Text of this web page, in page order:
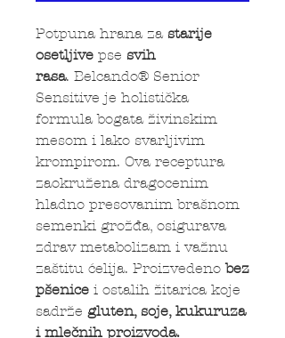
Potpuna hrana za starije
osetljive pse svih
rasa. Belcando® Senior
Sensitive je holistička
formula bogata živinskim
mesom i lako svarljivim
krompirom. Ova receptura
zaokružena dragocenim
hladno presovanim brašnom
semenki grožđa, osigurava
zdrav metabolizam i važnu
zaštitu ćelija. Proizvedenobez
pšenice i ostalih žitarica koje
sadrže gluten, soje, kukuruza
i mlečnih proizvoda.